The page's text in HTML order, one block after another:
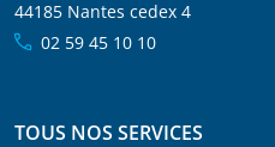
44185 Nantes cedex 4
02 59 45 10 10
TOUS NOS SERVICES